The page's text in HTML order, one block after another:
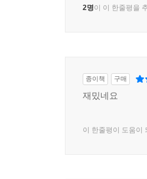
2명이 이 한줄평을
종이책 구매
재밌네요
이 한줄평이 도움이